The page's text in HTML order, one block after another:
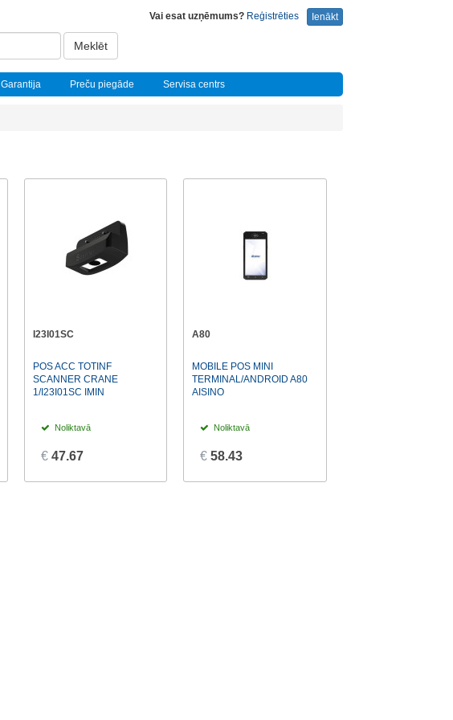
Ienākt
Vai esat uzņēmums? Reģistrēties
Meklēt
Garantija Preču piegāde Servisa centrs
I23I01SC
POS ACC TOTINF
SCANNER CRANE
1/I23I01SC IMIN
Noliktavā
€ 47.67
A80
MOBILE POS MINI
TERMINAL/ANDROID A80
AISINO
Noliktavā
€ 58.43